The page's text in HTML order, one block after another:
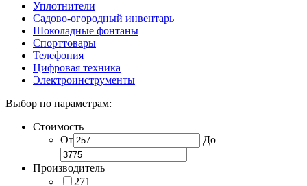
Уплотнители
Садово-огородный инвентарь
Шоколадные фонтаны
Спорттовары
Телефония
Цифровая техника
Электроинструменты
Выбор по параметрам:
Стоимость
От
До
Производитель
271